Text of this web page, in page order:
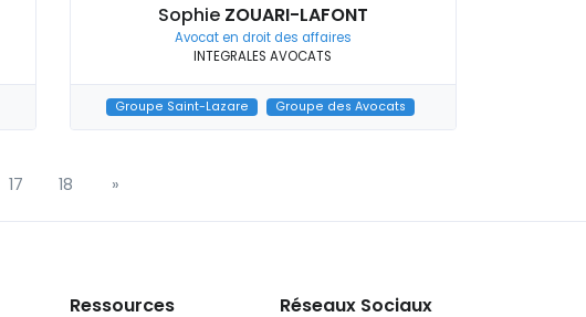
Sophie ZOUARI-LAFONT
Avocat en droit des affaires
INTEGRALES AVOCATS
Groupe Saint-Lazare Groupe des Avocats
17 18 »
Ressources Réseaux Sociaux